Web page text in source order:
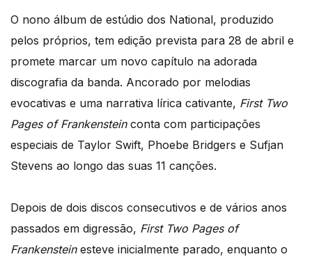
O nono álbum de estúdio dos National, produzido
pelos próprios, tem edição prevista para 28 de abril e
promete marcar um novo capítulo na adorada
discografia da banda. Ancorado por melodias
evocativas e uma narrativa lírica cativante, First Two
Pages of Frankensteinconta com participações
especiais de Taylor Swift, Phoebe Bridgers e Sufjan
Stevens ao longo das suas 11 canções.
Depois de dois discos consecutivos e de vários anos
passados em digressão, First Two Pages of
Frankensteinesteve inicialmente parado, enquanto o